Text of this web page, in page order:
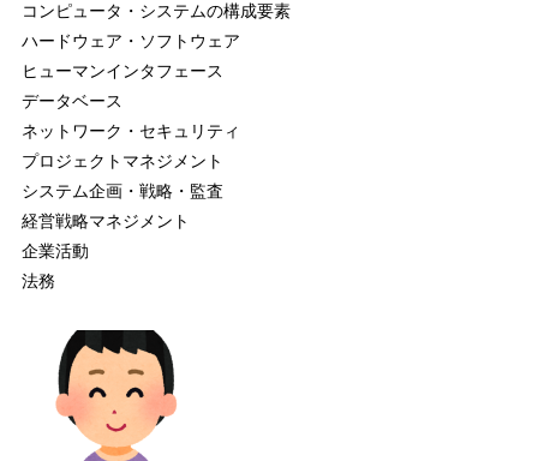
コンピュータ・システムの構成要素
ハードウェア・ソフトウェア
ヒューマンインタフェース
データベース
ネットワーク・セキュリティ
プロジェクトマネジメント
システム企画・戦略・監査
経営戦略マネジメント
企業活動
法務